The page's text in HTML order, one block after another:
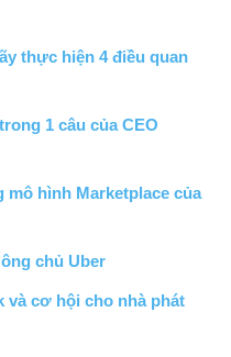
thực hiện 4 điều quan
1 câu của CEO
hình Marketplace của
chủ Uber
và cơ hội cho nhà phát